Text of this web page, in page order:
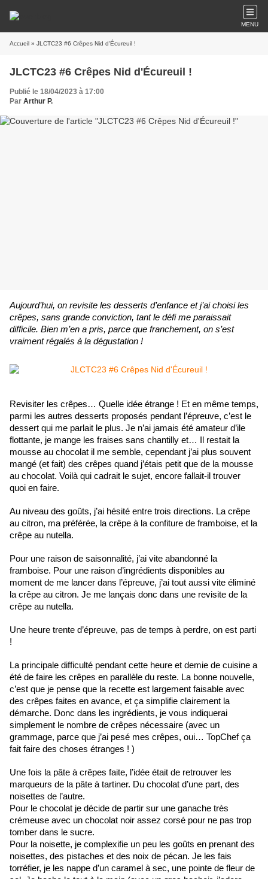
MENU
Accueil » JLCTC23 #6 Crêpes Nid d'Écureuil !
JLCTC23 #6 Crêpes Nid d'Écureuil !
Publié le 18/04/2023 à 17:00
Par Arthur P.
Aujourd’hui, on revisite les desserts d’enfance et j’ai choisi les
crêpes, sans grande conviction, tant le défi me paraissait
difficile. Bien m’en a pris, parce que franchement, on s’est
vraiment régalés à la dégustation !
Revisiter les crêpes… Quelle idée étrange ! Et en même temps,
parmi les autres desserts proposés pendant l’épreuve, c’est le
dessert qui me parlait le plus. Je n’ai jamais été amateur d’ile
flottante, je mange les fraises sans chantilly et… Il restait la
mousse au chocolat il me semble, cependant j’ai plus souvent
mangé (et fait) des crêpes quand j’étais petit que de la mousse
au chocolat. Voilà qui cadrait le sujet, encore fallait-il trouver
quoi en faire.
Au niveau des goûts, j’ai hésité entre trois directions. La crêpe
au citron, ma préférée, la crêpe à la confiture de framboise, et la
crêpe au nutella.
Pour une raison de saisonnalité, j’ai vite abandonné la
framboise. Pour une raison d’ingrédients disponibles au
moment de me lancer dans l’épreuve, j’ai tout aussi vite éliminé
la crêpe au citron. Je me lançais donc dans une revisite de la
crêpe au nutella.
Une heure trente d’épreuve, pas de temps à perdre, on est parti
!
La principale difficulté pendant cette heure et demie de cuisine a
été de faire les crêpes en parallèle du reste. La bonne nouvelle,
c’est que je pense que la recette est largement faisable avec
des crêpes faites en avance, et ça simplifie clairement la
démarche. Donc dans les ingrédients, je vous indiquerai
simplement le nombre de crêpes nécessaire (avec un
grammage, parce que j’ai pesé mes crêpes, oui… TopChef ça
fait faire des choses étranges ! )
Une fois la pâte à crêpes faite, l’idée était de retrouver les
marqueurs de la pâte à tartiner. Du chocolat d’une part, des
noisettes de l’autre.
Pour le chocolat je décide de partir sur une ganache très
crémeuse avec un chocolat noir assez corsé pour ne pas trop
tomber dans le sucre.
Pour la noisette, je complexifie un peu les goûts en prenant des
noisettes, des pistaches et des noix de pécan. Je les fais
torréfier, je les nappe d’un caramel à sec, une pointe de fleur de